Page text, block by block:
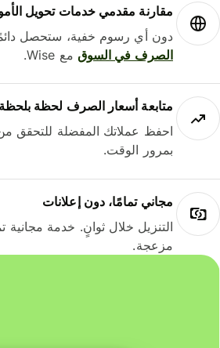
مقارنة مقدمي خدمات تحويل
دون أي رسوم خفية، ستحصل
الصرف في السوقمع Wise.
متابعة أسعار الصرف لحظة بلحظة
احفظ عملاتك المفضلة للتحقق من
بمرور الوقت.
مجاني تمامًا، دون إعلانات
التنزيل خلال ثوانٍ. خدمة مجانية
مزعجة.